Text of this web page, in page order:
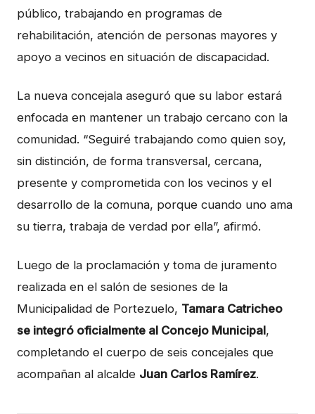
público, trabajando en programas de
rehabilitación, atención de personas mayores y
apoyo a vecinos en situación de discapacidad.
La nueva concejala aseguró que su labor estará
enfocada en mantener un trabajo cercano con la
comunidad. “Seguiré trabajando como quien soy,
sin distinción, de forma transversal, cercana,
presente y comprometida con los vecinos y el
desarrollo de la comuna, porque cuando uno ama
su tierra, trabaja de verdad por ella”, afirmó.
Luego de la proclamación y toma de juramento
realizada en el salón de sesiones de la
Municipalidad de Portezuelo, Tamara Catricheo
se integró oficialmente al Concejo Municipal,
completando el cuerpo de seis concejales que
acompañan al alcalde Juan Carlos Ramírez.